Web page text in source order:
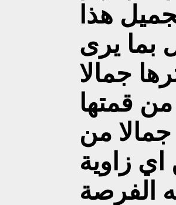
هذا
بما يرى
جمالا
قمتها
جمالا من
اي زاوية
الفرصة